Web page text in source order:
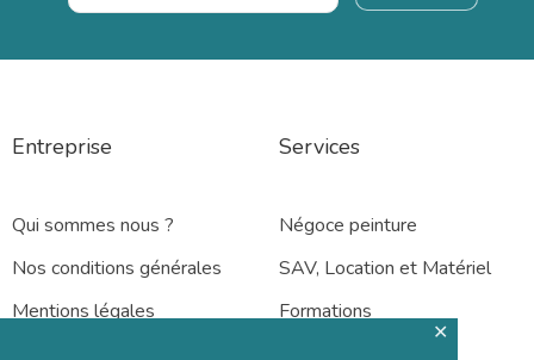
✕
Entreprise
Qui sommes nous ?
Nos conditions générales
Mentions légales
Services
Négoce peinture
SAV, Location et Matériel
Formations